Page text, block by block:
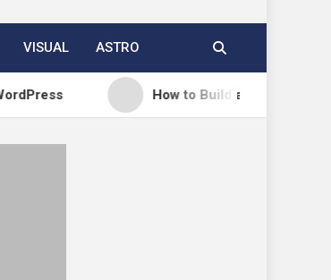
VISUAL ASTRO
How to Build a Course Membership